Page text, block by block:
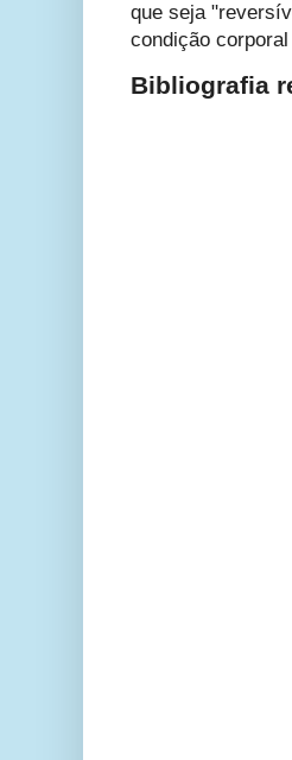
que seja
condição
Bibliografia